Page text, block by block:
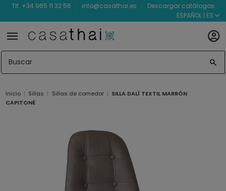
Tlf. +34 965 11 32 56 info@casathai.es
Descargar catálogos
ESPAÑOL | ES
Inicio Sillas Sillas de comedor
SILLA DALÍ TEXTIL MARRÓN
CAPITONÉ